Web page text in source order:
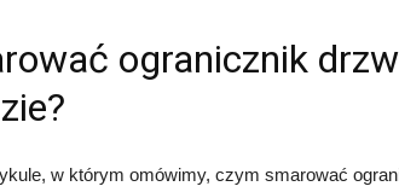
ogranicznik
w którym omówimy, czym smarować